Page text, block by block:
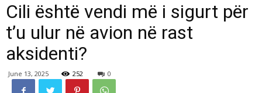
Cili është vendi më i sigurt për
t’u ulur në avion në rast
aksidenti?
June 13, 2025 252 0